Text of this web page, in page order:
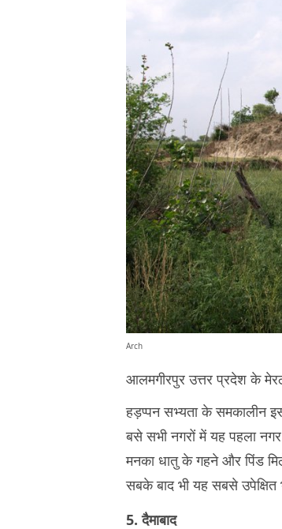
Arch
आलमगीरपुर उत्तर प्रदेश के
हड़प्पन सभ्यता के समकालीन
बसे सभी नगरों में यह पहला
मनका धातु के गहने और पिंड
सबके बाद भी यह सबसे उपेक्षित
5. दैमाबाद